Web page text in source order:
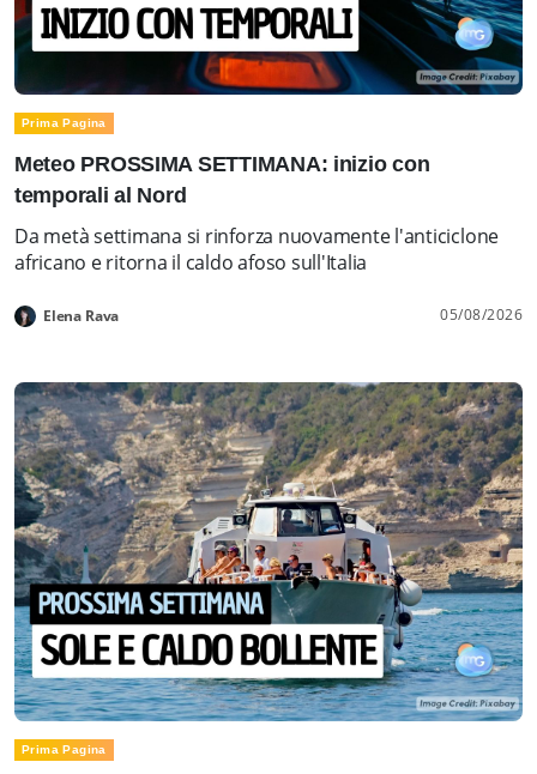
Prima Pagina
Meteo PROSSIMA SETTIMANA: inizio con
temporali al Nord
Da metà settimana si rinforza nuovamente l'anticiclone
africano e ritorna il caldo afoso sull'Italia
Elena Rava 05/08/2026
Prima Pagina